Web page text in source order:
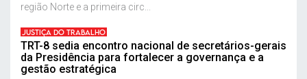
região Norte e a primeira circ...
JUSTIÇA DO TRABALHO
TRT-8 sedia encontro nacional de secretários-gerais
da Presidência para fortalecer a governança e a
gestão estratégica